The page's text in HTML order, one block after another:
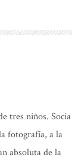
tres niños. Socia
fotografía, a la
absoluta de la